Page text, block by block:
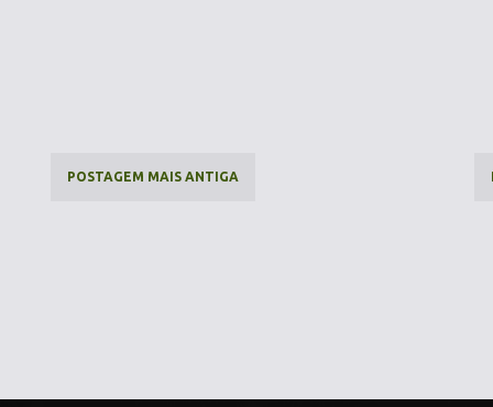
POSTAGEM MAIS ANTIGA